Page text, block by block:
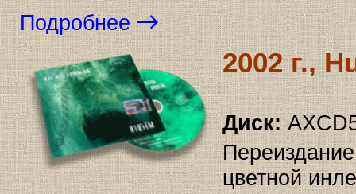
Подробнее
2002 г.,
Диск:
цветной